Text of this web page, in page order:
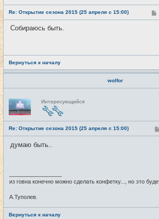
е
т
и
Re: Открытие сезона 2015 (25 апреля с 15:00)
Собираюсь быть.
Вернуться к началу
wolfor
Н
е
в
с
е
т
и
Интересующийся
Re: Открытие сезона 2015 (25 апреля с 15:00)
думаю быть..
из говна конечно можно сделать конфетку..., но это
А.Туполев.
Вернуться к началу